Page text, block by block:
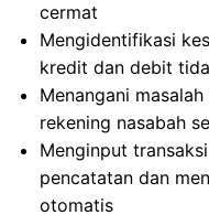
cermat
Mengidentifikasi
kredit dan debit
Menangani
rekening nasabah
Menginput
pencatatan dan
otomatis